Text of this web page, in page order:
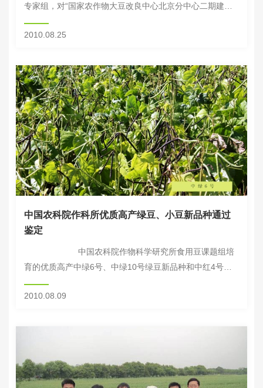
专家组，对“国家农作物大豆改良中心北京分中心二期建设
项目”进行了竣工验收。农业部发展计划司曹华处长、中国
农科院基本建设局徐欢副处长、...
2010.08.25
中国农科院作科所优质高产绿豆、小豆新品种通过
鉴定
育的优质高产中绿6号、中绿10号绿豆新品种和中红4号、
中红5号小豆新品种，通过了北京市非审定农作物品种鉴定
委员会...
2010.08.09